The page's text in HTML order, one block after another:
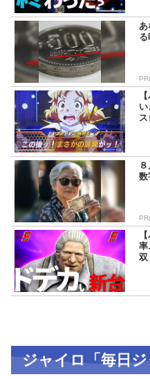
あ
数
率
双
ジャイロ「毎日